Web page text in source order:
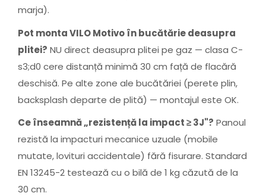
marja).
Pot monta VILO Motivo în bucătărie deasupra
plitei? NU direct deasupra plitei pe gaz — clasa C-
s3;d0 cere distanță minimă 30 cm față de flacără
deschisă. Pe alte zone ale bucătăriei (perete plin,
backsplash departe de plită) — montajul este OK.
Ce înseamnă „rezistență la impact ≥ 3J"? Panoul
rezistă la impacturi mecanice uzuale (mobile
mutate, lovituri accidentale) fără fisurare. Standard
EN 13245-2 testează cu o bilă de 1 kg căzută de la
30 cm.